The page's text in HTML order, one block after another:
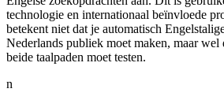
technologie en internationaal beïnvloede
betekent niet dat je automatisch
Nederlands publiek moet maken, maar wel
beide taalpaden moet testen.
n